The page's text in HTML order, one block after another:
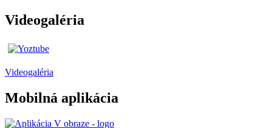
Videogaléria
Videogaléria
Mobilná aplikácia